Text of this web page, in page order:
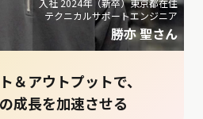
入社 2024年（新卒）東京都在住
テクニカルサポートエンジニア
勝亦 聖さん
＆アウトプットで、
成長を加速させる